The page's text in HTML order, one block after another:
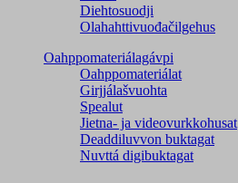
Diehtosuodji
Olahahttivuođačilgehus
Oahppomateriálagávpi
Oahppomateriálat
Girjjálašvuohta
Spealut
Jietna- ja videovurkkohusat
Deaddiluvvon buktagat
Nuvttá digibuktagat